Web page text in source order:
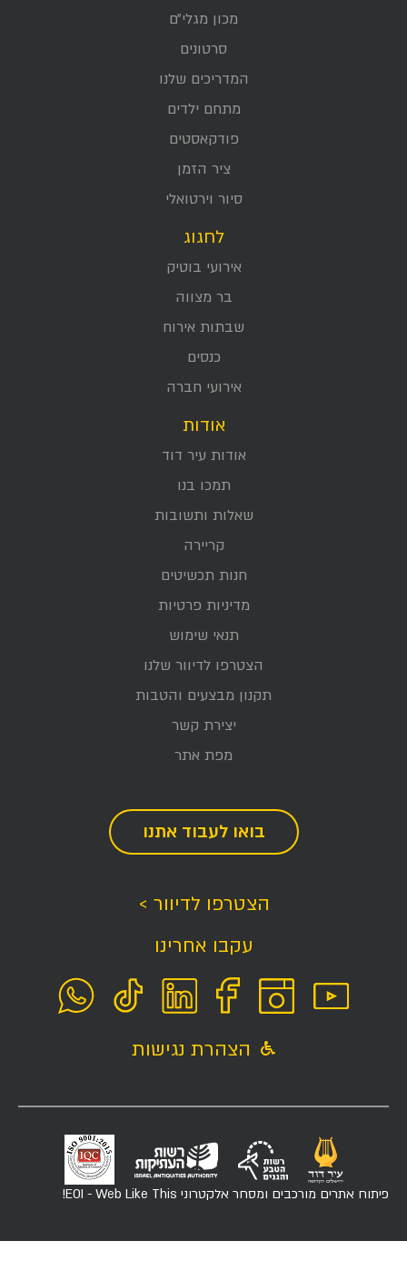
מכון מגלי״ם
סרטונים
המדריכים שלנו
מתחם ילדים
פודקאסטים
ציר הזמן
סיור וירטואלי
לחגוג
אירועי בוטיק
בר מצווה
שבתות אירוח
כנסים
אירועי חברה
אודות
אודות עיר דוד
תמכו בנו
שאלות ותשובות
קריירה
חנות תכשיטים
מדיניות פרטיות
תנאי שימוש
הצטרפו לדיוור שלנו
תקנון מבצעים והטבות
יצירת קשר
מפת אתר
בואו לעבוד אתנו
הצטרפו לדיוור >
עקבו אחרינו
הצהרת נגישות
פיתוח אתרים מורכבים ומסחר אלקטרוני EOI - Web Like This!